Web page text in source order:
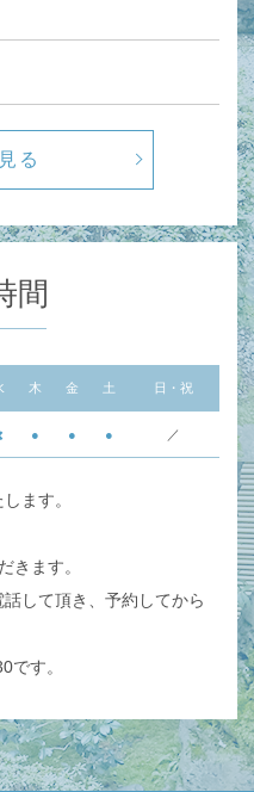
る
間
木 金 土 日・祝
● ● ● ／
ます。
きます。
して頂き、予約してから
です。